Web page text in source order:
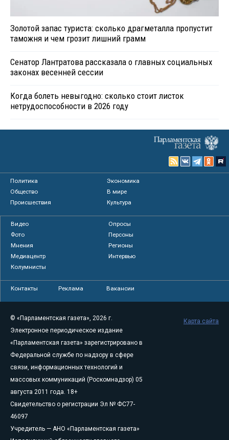
Золотой запас туриста: сколько драгметалла пропустит
таможня и чем грозит лишний грамм
Сенатор Лантратова рассказала о главных социальных
законах весенней сессии
Когда болеть невыгодно: сколько стоит листок
нетрудоспособности в 2026 году
Политика
Экономика
Общество
В мире
Происшествия
Культура
Видео
Опросы
Фото
Персоны
Мнения
Регионы
Медиацентр
Интервью
Колумнисты
Контакты Реклама Вакансии
© «Парламентская газета», 2026 г.
Электронное периодическое издание
«Парламентская газета» зарегистрировано в
Федеральной службе по надзору в сфере
связи, информационных технологий и
массовых коммуникаций (Роскомнадзор) 05
августа 2011 года. 18+
Свидетельство о регистрации Эл № ФС77-
46097
Учредитель — АНО «Парламентская газета»
Карта сайта